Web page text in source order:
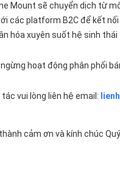
Mount sẽ chuyển dịch từ
các platform B2C để kết
hóa xuyên suốt hệ sinh thái
hoạt động phân phối
vui lòng liên hệ email:
cảm ơn và kính chúc